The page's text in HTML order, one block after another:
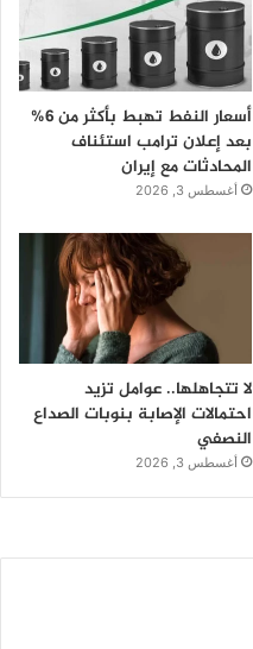
أسعار النفط تهبط بأكثر من 6%
بعد إعلان ترامب استئناف
المحادثات مع إيران
أغسطس 3, 2026
لا تتجاهلها.. عوامل تزيد
احتمالات الإصابة بنوبات الصداع
النصفي
أغسطس 3, 2026